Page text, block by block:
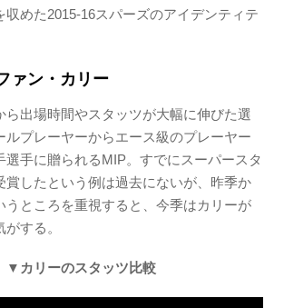
収めた2015-16スパーズのアイデンティテ
ァン・カリー
ら出場時間やスタッツが大幅に伸びた選
ルプレーヤーからエース級のプレーヤー
選手に贈られるMIP。すでにスーパースタ
賞したという例は過去にないが、昨季か
うところを重視すると、今季はカリーが
する。
▼カリーのスタッツ比較